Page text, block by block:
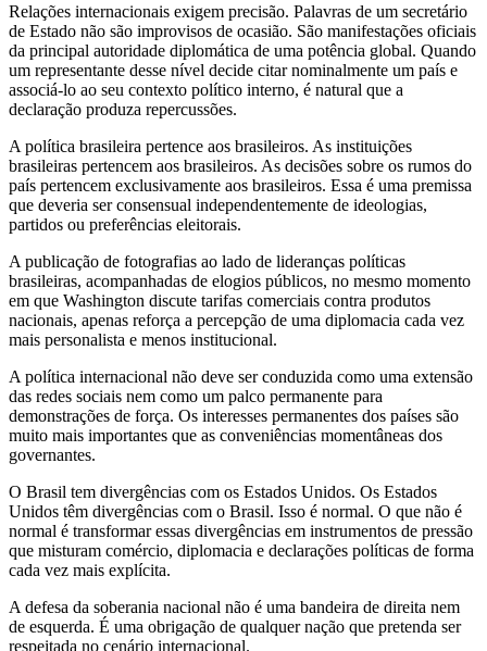
Relações internacionais exigem precisão. Palavras de um secretário
de Estado não são improvisos de ocasião. São manifestações oficiais
da principal autoridade diplomática de uma potência global. Quando
um representante desse nível decide citar nominalmente um país e
associá-lo ao seu contexto político interno, é natural que a
declaração produza repercussões.
A política brasileira pertence aos brasileiros. As instituições
brasileiras pertencem aos brasileiros. As decisões sobre os rumos do
país pertencem exclusivamente aos brasileiros. Essa é uma premissa
que deveria ser consensual independentemente de ideologias,
partidos ou preferências eleitorais.
A publicação de fotografias ao lado de lideranças políticas
brasileiras, acompanhadas de elogios públicos, no mesmo momento
em que Washington discute tarifas comerciais contra produtos
nacionais, apenas reforça a percepção de uma diplomacia cada vez
mais personalista e menos institucional.
A política internacional não deve ser conduzida como uma extensão
das redes sociais nem como um palco permanente para
demonstrações de força. Os interesses permanentes dos países são
muito mais importantes que as conveniências momentâneas dos
governantes.
O Brasil tem divergências com os Estados Unidos. Os Estados
Unidos têm divergências com o Brasil. Isso é normal. O que não é
normal é transformar essas divergências em instrumentos de pressão
que misturam comércio, diplomacia e declarações políticas de forma
cada vez mais explícita.
A defesa da soberania nacional não é uma bandeira de direita nem
de esquerda. É uma obrigação de qualquer nação que pretenda ser
respeitada no cenário internacional.